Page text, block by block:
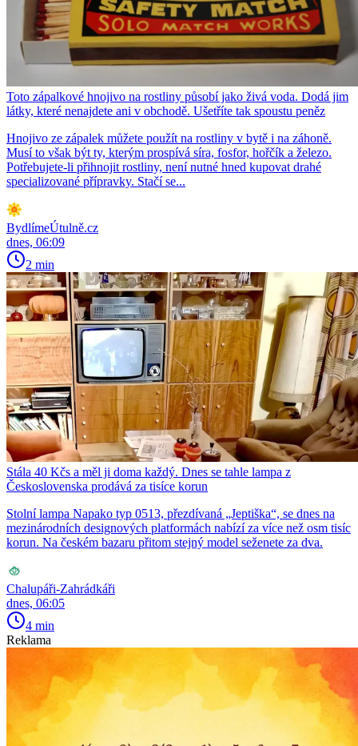
Toto zápalkové hnojivo na rostliny působí jako živá voda. Dodá jim
látky, které nenajdete ani v obchodě. Ušetříte tak spoustu peněz
Hnojivo ze zápalek můžete použít na rostliny v bytě i na záhoně.
Musí to však být ty, kterým prospívá síra, fosfor, hořčík a železo.
Potřebujete-li přihnojit rostliny, není nutné hned kupovat drahé
specializované přípravky. Stačí se...
BydlímeÚtulně.cz
dnes, 06:09
2 min
Stála 40 Kčs a měl ji doma každý. Dnes se tahle lampa z
Československa prodává za tisíce korun
Stolní lampa Napako typ 0513, přezdívaná „Jeptiška“, se dnes na
mezinárodních designových platformách nabízí za více než osm tisíc
korun. Na českém bazaru přitom stejný model seženete za dva.
Chalupáři-Zahrádkáři
dnes, 06:05
4 min
Reklama